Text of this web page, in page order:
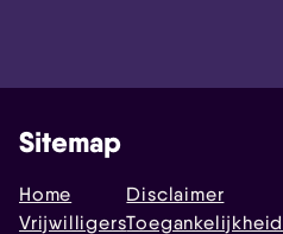
Sitemap
Home
Vrijwilligers
Disclaimer
Toegankelijkheid